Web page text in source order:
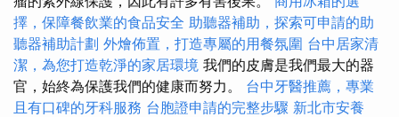
擇，保障餐飲業的食品安全 助聽器補助，探索可申請的助
聽器補助計劃 外燴佈置，打造專屬的用餐氛圍 台中居家清
潔，為您打造乾淨的家居環境 我們的皮膚是我們最大的器
官，始終為保護我們的健康而努力。 台中牙醫推薦，專業
且有口碑的牙科服務 台胞證申請的完整步驟 新北市安養